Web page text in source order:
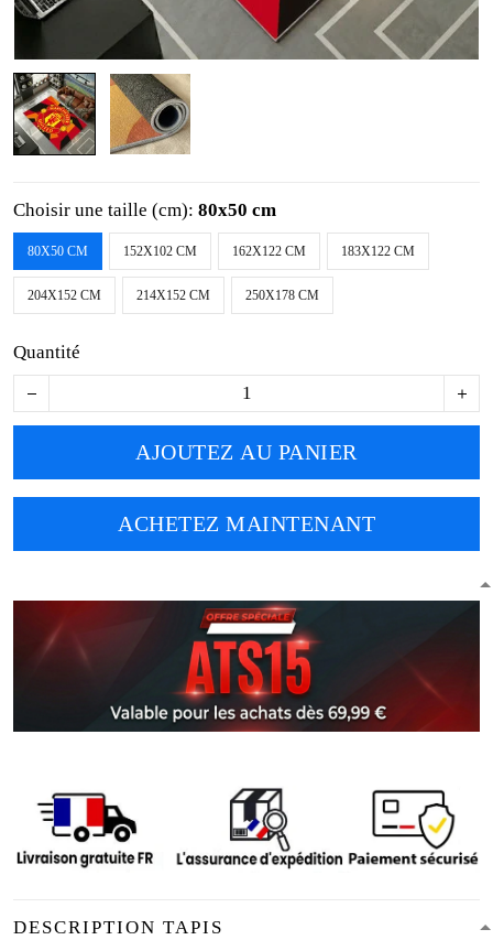
Choisir une taille (cm): 80x50 cm
80X50 CM 152X102 CM 162X122 CM 183X122 CM
204X152 CM 214X152 CM 250X178 CM
Quantité
AJOUTEZ AU PANIER
ACHETEZ MAINTENANT
DESCRIPTION TAPIS